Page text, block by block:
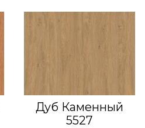
Дуб Каменный
5527